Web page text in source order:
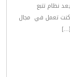
نظام تتبع
كنت تعمل في مجال